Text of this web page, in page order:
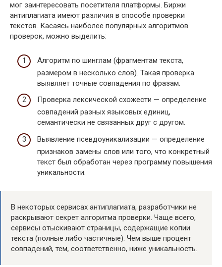
мог заинтересовать посетителя платформы. Биржи
антиплагиата имеют различия в способе проверки
текстов. Касаясь наиболее популярных алгоритмов
проверок, можно выделить:
Алгоритм по шинглам (фрагментам текста,
размером в несколько слов). Такая проверка
выявляет точные совпадения по фразам.
Проверка лексической схожести — определение
совпадений разных языковых единиц,
семантически не связанных друг с другом.
Выявление псевдоуникализации — определение
признаков замены слов или того, что конкретный
текст был обработан через программу повышения
уникальности.
В некоторых сервисах антиплагиата, разработчики не
раскрывают секрет алгоритма проверки. Чаще всего,
сервисы отыскивают страницы, содержащие копии
текста (полные либо частичные). Чем выше процент
совпадений, тем, соответственно, ниже уникальность.